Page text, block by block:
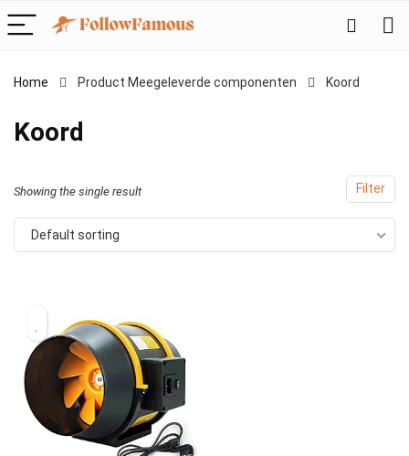
Home Product Meegeleverde componenten ‎Koord
‎Koord
Filter
Showing the single result
Default sorting